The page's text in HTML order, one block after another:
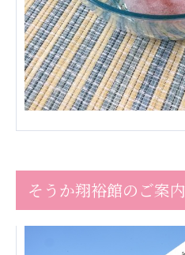
そうか翔裕館のご案内